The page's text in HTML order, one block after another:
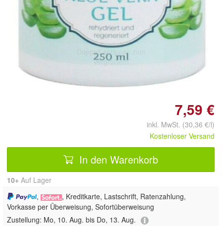
Doppelt antippen zum
vergrößern
7,59 €
inkl. MwSt. (30,36 €/l)
Kostenloser Versand
In den Warenkorb
10+ Auf Lager
,
, Kreditkarte, Lastschrift, Ratenzahlung,
Vorkasse per Überweisung, Sofortüberweisung
Zustellung: Mo, 10. Aug. bis Do, 13. Aug.